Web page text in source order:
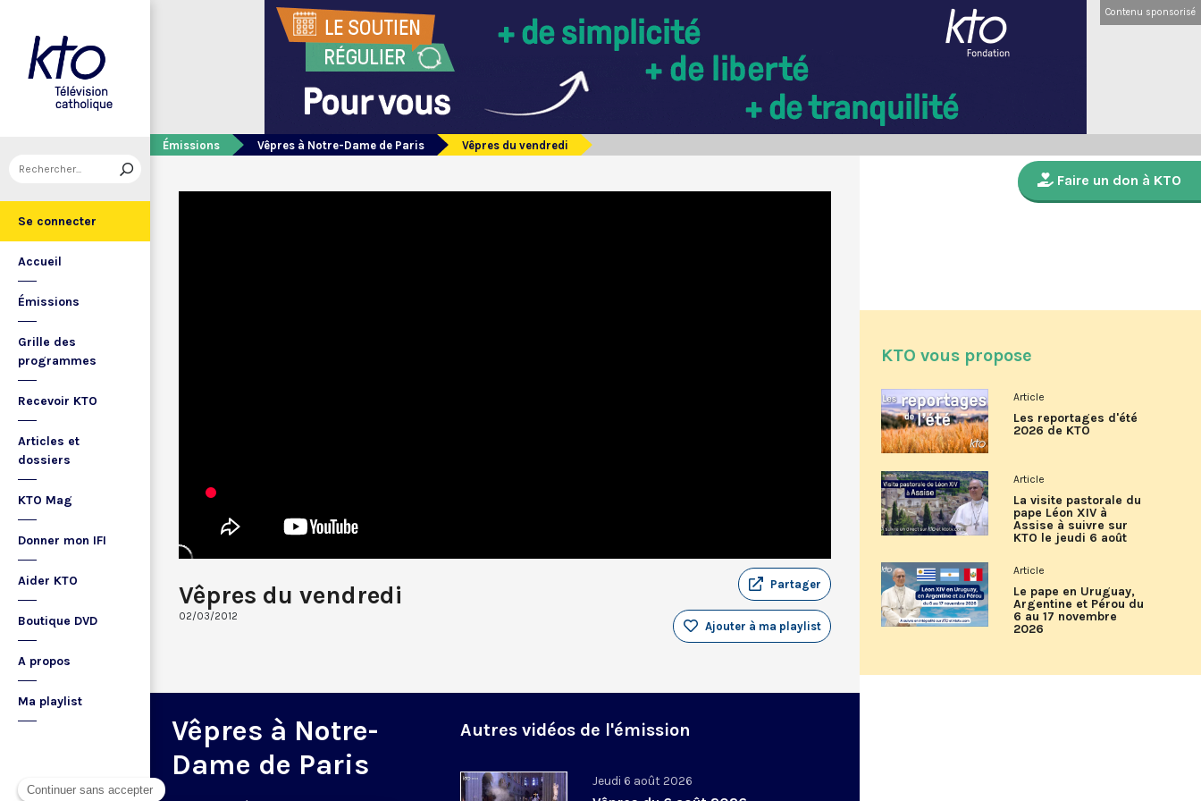
Se connecter
Accueil
Émissions
Grille des
programmes
Recevoir KTO
Articles et
dossiers
KTO Mag
Donner mon IFI
Aider KTO
Boutique DVD
A propos
Ma playlist
Contenu sponsorisé
Émissions Vêpres à Notre-Dame de Paris Vêpres du vendredi
Vêpres du vendredi
02/03/2012
Partager
Ajouter à ma playlist
Vêpres à Notre-
Dame de Paris
Autres vidéos de l'émission
Jeudi 6 août 2026
Faire un don à KTO
KTO vous propose
Article
Les reportages d'été
2026 de KTO
Article
La visite pastorale du
pape Léon XIV à
Assise à suivre sur
KTO le jeudi 6 août
Article
Le pape en Uruguay,
Argentine et Pérou du
6 au 17 novembre
2026